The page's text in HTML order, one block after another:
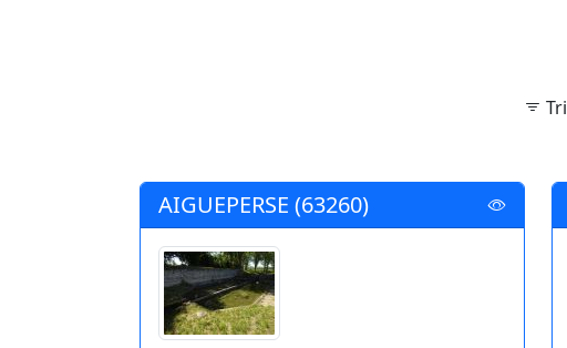
Tri
AIGUEPERSE (63260)